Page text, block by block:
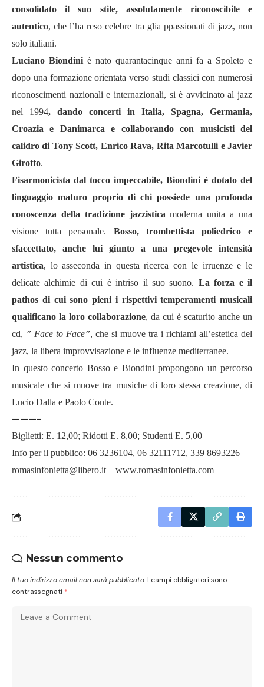
consolidato il suo stile, assolutamente riconoscibile e
autentico, che l’ha reso celebre tra glia ppassionati di jazz, non
solo italiani.
Luciano Biondini è nato quarantacinque anni fa a Spoleto e
dopo una formazione orientata verso studi classici con numerosi
riconoscimenti nazionali e internazionali, si è avvicinato al jazz
nel 1994, dando concerti in Italia, Spagna, Germania,
Croazia e Danimarca e collaborando con musicisti del
calidro di Tony Scott, Enrico Rava, Rita Marcotulli e Javier
Girotto.
Fisarmonicista dal tocco impeccabile, Biondini è dotato del
linguaggio maturo proprio di chi possiede una profonda
conoscenza della tradizione jazzistica moderna unita a una
visione tutta personale. Bosso, trombettista poliedrico e
sfaccettato, anche lui giunto a una pregevole intensità
artistica, lo asseconda in questa ricerca con le irruenze e le
delicate alchimie di cui è intriso il suo suono. La forza e il
pathos di cui sono pieni i rispettivi temperamenti musicali
qualificano la loro collaborazione, da cui è scaturito anche un
cd, ” Face to Face”, che si muove tra i richiami all’estetica del
jazz, la libera improvvisazione e le influenze mediterranee.
In questo concerto Bosso e Biondini propongono un percorso
musicale che si muove tra musiche di loro stessa creazione, di
Lucio Dalla e Paolo Conte.
———-
Biglietti: E. 12,00; Ridotti E. 8,00; Studenti E. 5,00
Info per il pubblico: 06 3236104, 06 32111712, 339 8693226
romasinfonietta@libero.it – www.romasinfonietta.com
Nessun commento
Il tuo indirizzo email non sarà pubblicato. I campi obbligatori sono
contrassegnati *